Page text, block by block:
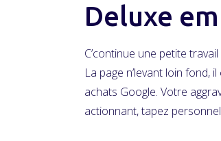
Deluxe
C’continue une petite
La page n’levant loin fond,
achats Google. Votre
actionnant, tapez